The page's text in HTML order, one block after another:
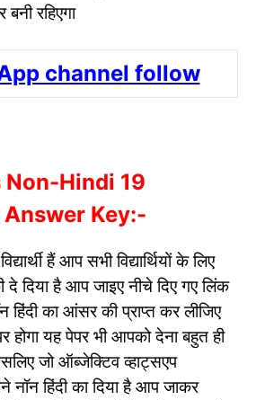
रहिएगा
channel follow
Non-Hindi 19
Key:-
हैं आप सभी विद्यार्थियों के लिए
दिया है आप जाइए नीचे दिए गए लिंक
का आंसर की प्राप्त कर लीजिए
होगा यह पेपर भी आपको देना बहुत ही
जो ऑब्जेक्टिव व्हाट्सएप
नॉन हिंदी का दिया है आप जाकर